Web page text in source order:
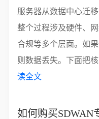
服务器从数据中心迁
整个过程涉及硬件、
合规等多个层面。如
则数据丢失。下面把
读全文
如何购买SDWAN